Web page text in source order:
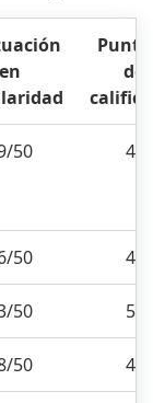
en
de
50
50
50
50